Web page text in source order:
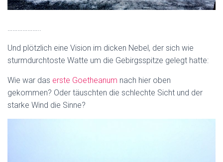
Und plötzlich eine Vision im dicken Nebel, der sich wie
sturmdurchtoste Watte um die Gebirgsspitze gelegt hatte:
Wie war das erste Goetheanum nach hier oben
gekommen? Oder täuschten die schlechte Sicht und der
starke Wind die Sinne?